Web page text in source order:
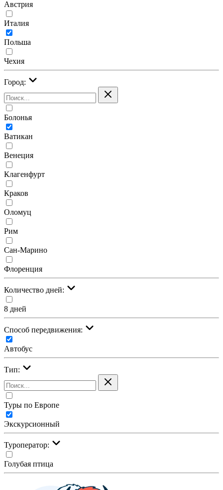
Австрия
Италия
Польша
Чехия
Город:
Болонья
Ватикан
Венеция
Клагенфурт
Краков
Оломуц
Рим
Сан-Марино
Флоренция
Количество дней:
8 дней
Cпособ передвижения:
Автобус
Тип:
Туры по Европе
Экскурсионный
Туроператор:
Голубая птица